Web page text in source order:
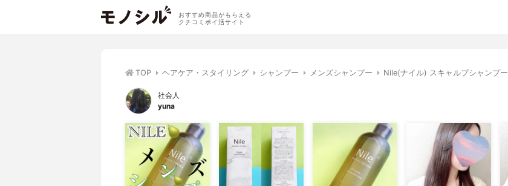
おすすめ商品がもらえる
クチコミポイ活サイト
TOP ヘアケア・スタイリング シャンプー メンズシャンプー Nile(ナイル) スキャルプシャンプー
社会人
yuna